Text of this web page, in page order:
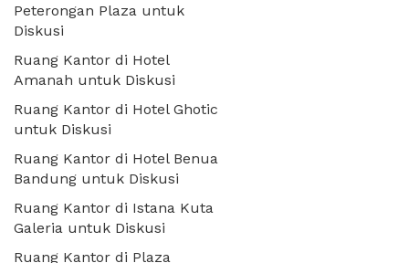
Peterongan Plaza untuk
Diskusi
Ruang Kantor di Hotel
Amanah untuk Diskusi
Ruang Kantor di Hotel Ghotic
untuk Diskusi
Ruang Kantor di Hotel Benua
Bandung untuk Diskusi
Ruang Kantor di Istana Kuta
Galeria untuk Diskusi
Ruang Kantor di Plaza